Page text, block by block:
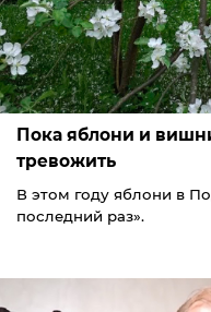
Пока яблони и
тревожить
В этом году яблони в
последний раз».